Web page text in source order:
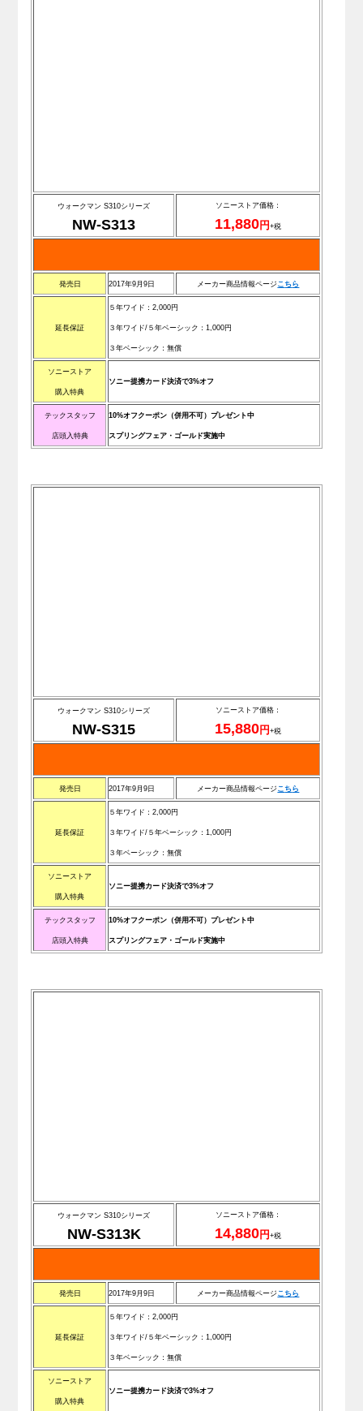
ウォークマン S310シリーズ
NW-S313
ソニーストア価格：
11,880円+税
発売日 2017年9月9日 メーカー商品情報ページこちら
延長保証
５年ワイド：2,000円
３年ワイド/ ５年ベーシック ：1,000円
３年ベーシック ：無償
ソニーストア
購入特典
ソニー提携カード決済で3%オフ
テックスタッフ
店頭入特典
10%オフクーポン（併用不可）プレゼント中
スプリングフェア・ゴールド実施中
ウォークマン S310シリーズ
NW-S315
ソニーストア価格：
15,880円+税
発売日 2017年9月9日 メーカー商品情報ページこちら
延長保証
５年ワイド：2,000円
３年ワイド/ ５年ベーシック ：1,000円
３年ベーシック ：無償
ソニーストア
購入特典
ソニー提携カード決済で3%オフ
テックスタッフ
店頭入特典
10%オフクーポン（併用不可）プレゼント中
スプリングフェア・ゴールド実施中
ウォークマン S310シリーズ
NW-S313K
ソニーストア価格：
14,880円+税
発売日 2017年9月9日 メーカー商品情報ページこちら
延長保証
５年ワイド：2,000円
３年ワイド/ ５年ベーシック ：1,000円
３年ベーシック ：無償
ソニーストア
購入特典
ソニー提携カード決済で3%オフ